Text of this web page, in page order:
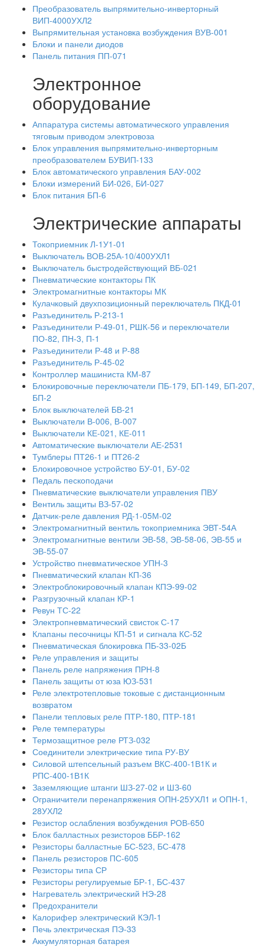
Преобразователь выпрямительно-инверторный
ВИП-4000УХЛ2
Выпрямительная установка возбуждения ВУВ-001
Блоки и панели диодов
Панель питания ПП-071
Электронное
оборудование
Аппаратура системы автоматического управления
тяговым приводом электровоза
Блок управления выпрямительно-инверторным
преобразователем БУВИП-133
Блок автоматического управления БАУ-002
Блоки измерений БИ-026, БИ-027
Блок питания БП-6
Электрические аппараты
Токоприемник Л-1У1-01
Выключатель ВОВ-25А-10/400УХЛ1
Выключатель быстродействующий ВБ-021
Пневматические контакторы ПК
Электромагнитные контакторы МК
Кулачковый двухпозиционный переключатель ПКД-01
Разъединитель Р-213-1
Разъединители Р-49-01, РШК-56 и переключатели
ПО-82, ПН-3, П-1
Разъединители Р-48 и Р-88
Разъединитель Р-45-02
Контроллер машиниста КМ-87
Блокировочные переключатели ПБ-179, БП-149, БП-207,
БП-2
Блок выключателей БВ-21
Выключатели В-006, В-007
Выключатели КЕ-021, КЕ-011
Автоматические выключатели АЕ-2531
Тумблеры ПТ26-1 и ПТ26-2
Блокировочное устройство БУ-01, БУ-02
Педаль пескоподачи
Пневматические выключатели управления ПВУ
Вентиль защиты ВЗ-57-02
Датчик-реле давления РД-1-05М-02
Электромагнитный вентиль токоприемника ЭВТ-54А
Электромагнитные вентили ЭВ-58, ЭВ-58-06, ЭВ-55 и
ЭВ-55-07
Устройство пневматическое УПН-3
Пневматический клапан КП-36
Электроблокировочный клапан КПЭ-99-02
Разгрузочный клапан КР-1
Ревун ТС-22
Электропневматический свисток С-17
Клапаны песочницы КП-51 и сигнала КС-52
Пневматическая блокировка ПБ-33-02Б
Реле управления и защиты
Панель реле напряжения ПРН-8
Панель защиты от юза ЮЗ-531
Реле электротепловые токовые с дистанционным
возвратом
Панели тепловых реле ПТР-180, ПТР-181
Реле температуры
Термозащитное реле РТЗ-032
Соединители электрические типа РУ-ВУ
Силовой штепсельный разъем ВКС-400-1В1К и
РПС-400-1В1К
Заземляющие штанги ШЗ-27-02 и ШЗ-60
Ограничители перенапряжения ОПН-25УХЛ1 и ОПН-1,
28УХЛ2
Резистор ослабления возбуждения РОВ-650
Блок балластных резисторов ББР-162
Резисторы балластные БС-523, БС-478
Панель резисторов ПС-605
Резисторы типа СР
Резисторы регулируемые БР-1, БС-437
Нагреватель электрический НЭ-28
Предохранители
Калорифер электрический КЭЛ-1
Печь электрическая ПЭ-33
Аккумуляторная батарея